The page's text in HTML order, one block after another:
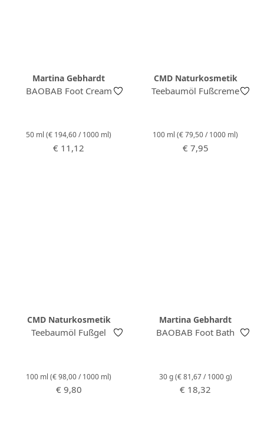
Martina Gebhardt
BAOBAB Foot Cream
50 ml (€ 194,60 / 1000 ml)
Regulärer Preis:
€ 11,12
CMD Naturkosmetik
Teebaumöl Fußcreme
100 ml (€ 79,50 / 1000 ml)
Regulärer Preis:
€ 7,95
CMD Naturkosmetik
Teebaumöl Fußgel
100 ml (€ 98,00 / 1000 ml)
Regulärer Preis:
€ 9,80
Martina Gebhardt
BAOBAB Foot Bath
30 g(€ 81,67 / 1000 g)
Regulärer Preis:
€ 18,32